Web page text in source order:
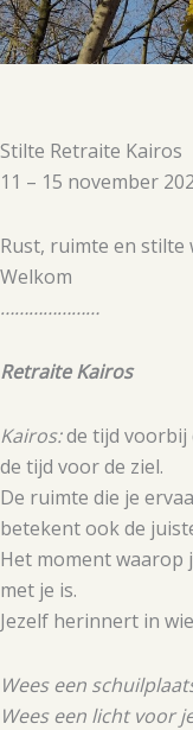
Stilte Retraite Kairos
11 – 15 november
Rust, ruimte en stilte
Welkom
…………………
Retraite Kairos
Kairos:de tijd voorbij
de tijd voor de ziel.
De ruimte die je
betekent ook de
Het moment waarop
met je is.
Jezelf herinnert in
Wees een
Wees een licht voor